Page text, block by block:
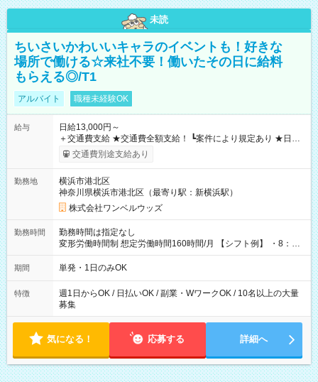
未読
ちいさいかわいいキャラのイベントも！好きな
場所で働ける☆来社不要！働いたその日に給料
もらえる◎/T1
アルバイト 職種未経験OK
給与
日給13,000円～
＋交通費支給 ★交通費全額支給！ ┗案件により規定あり ★日払
いOK！（規定あり） ┗働いたその日に現金GET♪ お仕事後はコ
ンビニATMから 日払い分を引き落とせます！ 【試用期間】試
交通費別途支給あり
勤務地
横浜市港北区
神奈川県横浜市港北区（最寄り駅：新横浜駅）
株式会社ワンベルウッズ
勤務時間
勤務時間は指定なし
変形労働時間制 想定労働時間160時間/月 【シフト例】 ・8：00
～21：00
期間 単発・1日のみOK
特徴
週1日からOK / 日払いOK / 副業・WワークOK / 10名以上の大量
募集
気になる！ 応募する 詳細へ